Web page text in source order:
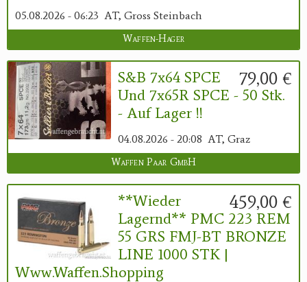
05.08.2026 - 06:23 AT, Gross Steinbach
Waffen-Hager
79,00 €
S&B 7x64 SPCE
Und 7x65R SPCE - 50 Stk.
- Auf Lager !!
04.08.2026 - 20:08 AT, Graz
Waffen Paar GmbH
459,00 €
**Wieder
Lagernd** PMC 223 REM
55 GRS FMJ-BT BRONZE
LINE 1000 STK |
Www.waffen.shopping